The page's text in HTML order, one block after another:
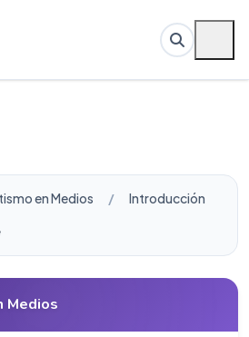
en Medios
Introducción
para Alfabetismo en Medios
Medios